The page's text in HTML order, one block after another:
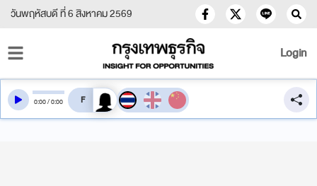
วันพฤหัสบดี ที่ 6 สิงหาคม 2569
Login
0:00/0:00 สลับเสียงอ่าน